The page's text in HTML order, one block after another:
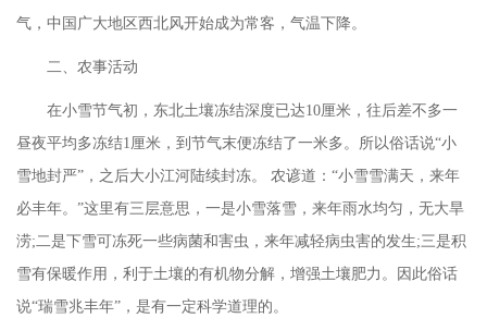
气，中国广大地区西北风开始成为常客，气温下降。
二、农事活动
在小雪节气初，东北土壤冻结深度已达10厘米，往后差不多一
昼夜平均多冻结1厘米，到节气末便冻结了一米多。所以俗话说“小
雪地封严”，之后大小江河陆续封冻。 农谚道：“小雪雪满天，来年
必丰年。”这里有三层意思，一是小雪落雪，来年雨水均匀，无大旱
涝;二是下雪可冻死一些病菌和害虫，来年减轻病虫害的发生;三是积
雪有保暖作用，利于土壤的有机物分解，增强土壤肥力。因此俗话
说“瑞雪兆丰年”，是有一定科学道理的。